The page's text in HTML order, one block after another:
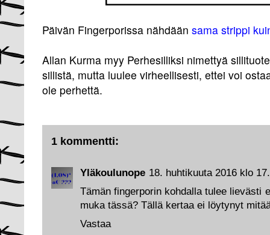
Päivän Fingerporissa nähdään sama strippi
Allan Kurma myy Perhesilliksi nimettyä
sillistä, mutta luulee virheellisesti, ettei voi
ole perhettä.
1 kommentti:
Yläkoulunope 18. huhtikuuta 2016 klo
Tämän fingerporin kohdalla tulee lievästi
muka tässä? Tällä kertaa ei löytynyt
Vastaa